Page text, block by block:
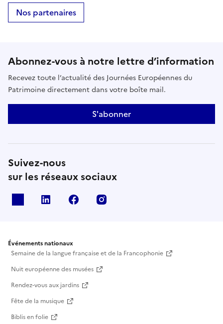
Nos partenaires
Abonnez-vous à notre lettre d’information
Recevez toute l’actualité des Journées Européennes du
Patrimoine directement dans votre boîte mail.
S'abonner
Suivez-nous
sur les réseaux sociaux
Linkedin Facebook
Événements nationaux
Semaine de la langue française et de la Francophonie
Nuit européenne des musées
Rendez-vous aux jardins
Fête de la musique
Biblis en folie